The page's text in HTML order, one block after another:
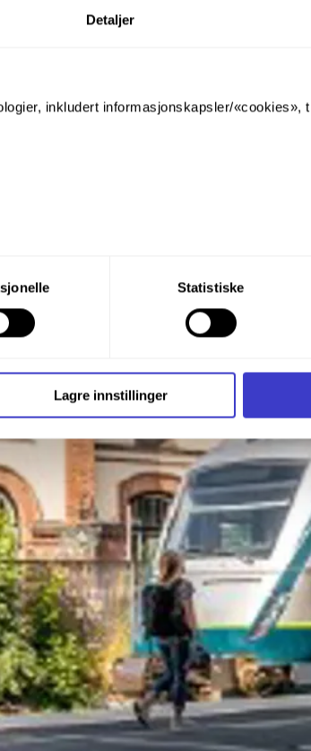
Detaljer
inkludert informasjonskapsler/«cookies»,
til alle disse formålene. Du kan også velge
og deretter trykke «Lagre innstillingene».
og annen teknologi, og hvordan
(Cookies)
Statistiske
Lagre innstillinger